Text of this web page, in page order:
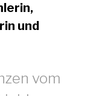
und
vom